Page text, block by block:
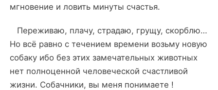
мгновение и ловить минуты счастья.
Переживаю, плачу, страдаю, грущу, скорблю…
Но всё равно с течением времени возьму новую
собаку ибо без этих замечательных животных
нет полноценной человеческой счастливой
жизни. Собачники, вы меня понимаете !